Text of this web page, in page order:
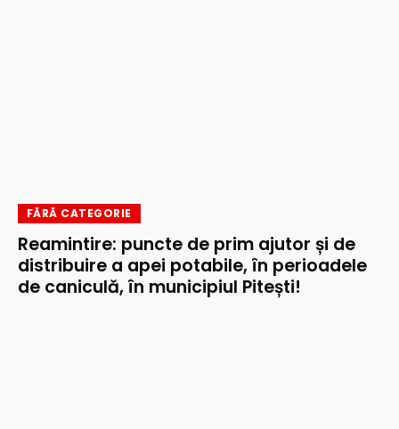
FĂRĂ CATEGORIE
Reamintire: puncte de prim ajutor și de
distribuire a apei potabile, în perioadele
de caniculă, în municipiul Pitești!